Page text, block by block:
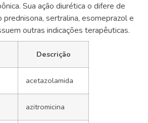
Sua ação diurética o difere de
sertralina, esomeprazol e
outras indicações terapêuticas.
Descrição
acetazolamida
azitromicina